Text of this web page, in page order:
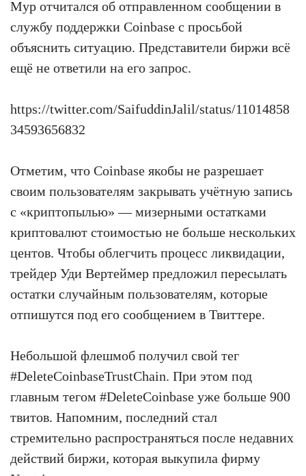
Мур отчитался об отправленном сообщении в
службу поддержки Coinbase с просьбой
объяснить ситуацию. Представители биржи всё
ещё не ответили на его запрос.
https://twitter.com/SaifuddinJalil/status/11014858
34593656832
Отметим, что Coinbase якобы не разрешает
своим пользователям закрывать учётную запись
с «криптопылью» — мизерными остатками
криптовалют стоимостью не больше нескольких
центов. Чтобы облегчить процесс ликвидации,
трейдер Уди Вертеймер предложил пересылать
остатки случайным пользователям, которые
отпишутся под его сообщением в Твиттере.
Небольшой флешмоб получил свой тег
#DeleteCoinbaseTrustChain. При этом под
главным тегом #DeleteCoinbase уже больше 900
твитов. Напомним, последний стал
стремительно распространяться после недавних
действий биржи, которая выкупила фирму